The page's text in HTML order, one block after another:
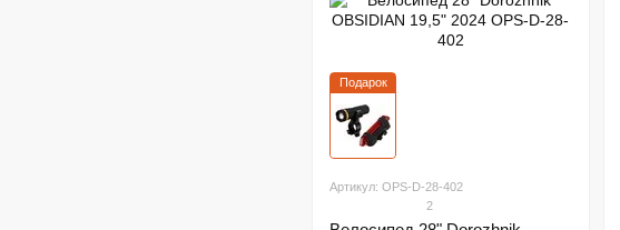
Подарок
Артикул: OPS-D-28-402
2